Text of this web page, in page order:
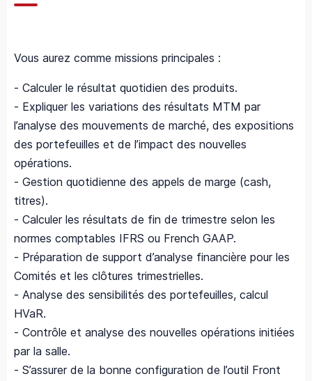
Vous aurez comme missions principales :
- Calculer le résultat quotidien des produits.
- Expliquer les variations des résultats MTM par
l’analyse des mouvements de marché, des expositions
des portefeuilles et de l’impact des nouvelles
opérations.
- Gestion quotidienne des appels de marge (cash,
titres).
- Calculer les résultats de fin de trimestre selon les
normes comptables IFRS ou French GAAP.
- Préparation de support d’analyse financière pour les
Comités et les clôtures trimestrielles.
- Analyse des sensibilités des portefeuilles, calcul
HVaR.
- Contrôle et analyse des nouvelles opérations initiées
par la salle.
- S’assurer de la bonne configuration de l’outil Front